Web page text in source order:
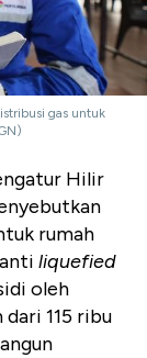
gas untuk
Hilir
rumah
liquefied
oleh
115 ribu